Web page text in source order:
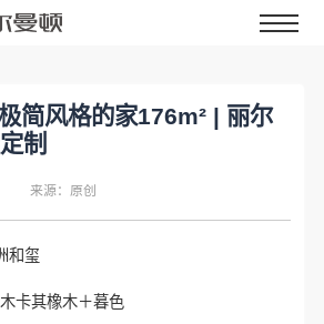
简风格的家176m² | 丽尔
制
来源：原创
和玺
卡其橡木＋暮色